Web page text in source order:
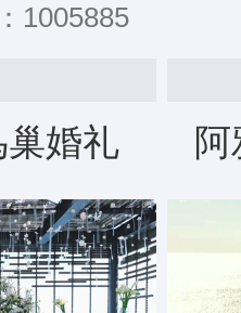
1005885
婚礼